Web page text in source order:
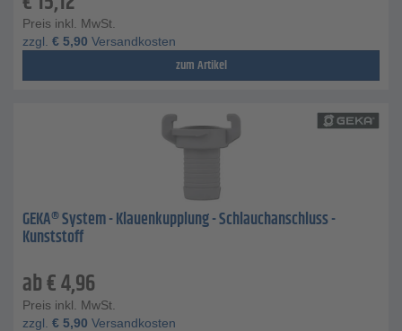
Preis inkl. MwSt.
zzgl. € 5,90 Versandkosten
zum Artikel
GEKA® System - Klauenkupplung - Schlauchanschluss -
Kunststoff
ab€4,96
Preis inkl. MwSt.
zzgl. € 5,90 Versandkosten